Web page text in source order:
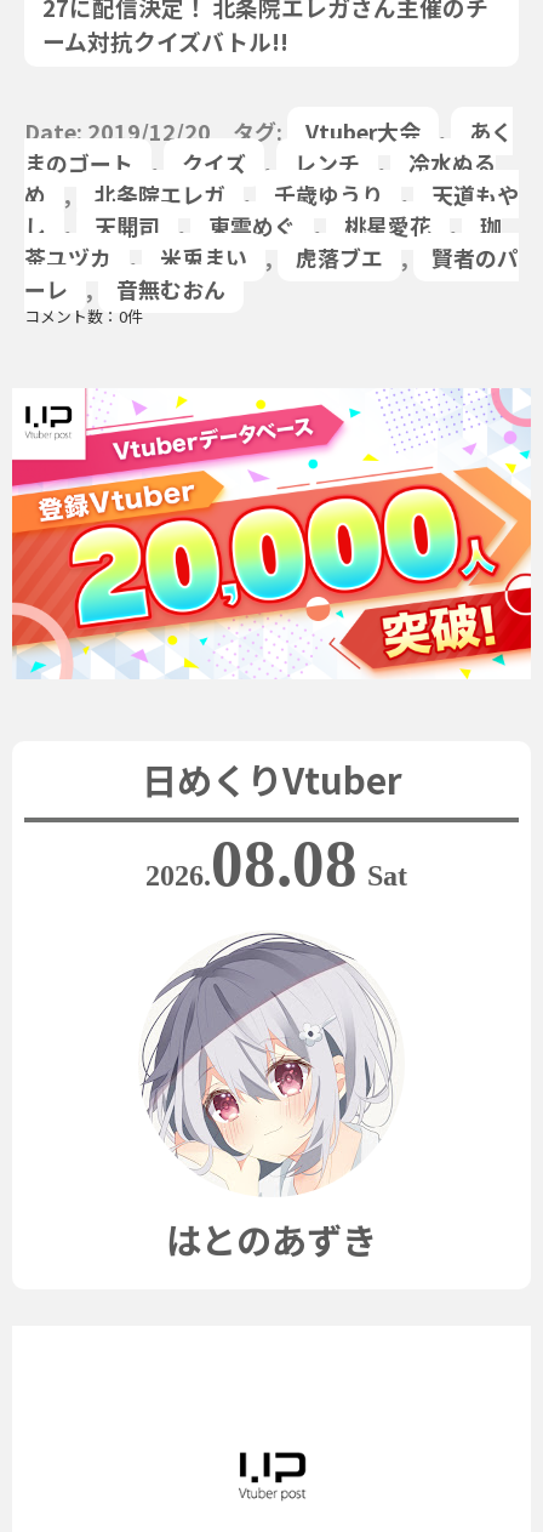
ーム対抗クイズバトル!!
Date: 2019/12/20 タグ: Vtuber大会 ,
あく
まのゴート
, クイズ , レンチ ,
冷水ぬる
め
, 北条院エレガ , 千歳ゆうり ,
天道もや
し
, 天開司 , 東雲めぐ , 桃星愛花 ,
珈
茶ユヅカ
, 米兎まい , 虎落ブエ ,
賢者のパ
ーレ
, 音無むおん
コメント数：0件
日めくりVtuber
2026.08.08 Sat
はとのあずき